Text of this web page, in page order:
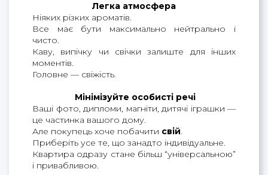
Легка атмосфера
Ніяких різких ароматів.
Все має бути максимально нейтрально і
чисто.
Каву, випічку чи свічки залиште для інших
моментів.
Головне — свіжість.
Мінімізуйте особисті речі
Ваші фото, дипломи, магніти, дитячі іграшки —
це частинка вашого дому.
Але покупець хоче побачити свій.
Приберіть усе те, що занадто індивідуальне.
Квартира одразу стане більш “універсальною”
і привабливою.